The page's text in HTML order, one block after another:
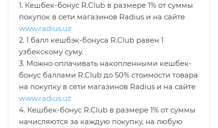
1. Кешбек-бонус R.Club в размере 1% от суммы
покупок в сети магазинов Radius и на сайте
www.radius.uz
2. 1 балл кешбэк-бонуса R.Club равен 1
узбекскому суму.
3. Можно оплачивать накопленными кешбек-
бонус баллами R.Club до 50% стоимости товара
на покупку в сети магазинов Radius и на сайте
www.radius.uz
4. Кешбек-бонус R.Club в размере 1% от суммы
начисляются за каждую покупку, на любую